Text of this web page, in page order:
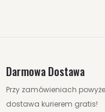
Darmowa Dostawa
Przy zamówieniach powyżej
dostawa kurierem gratis!